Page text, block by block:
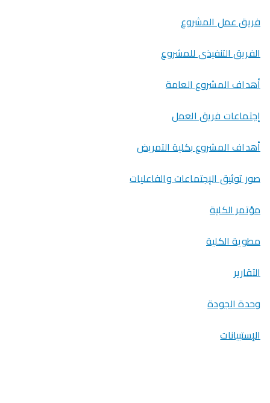
فريق عمل المشروع
الفريق التنفيذى للمشروع
أهداف المشروع العامة
إجتماعات فريق العمل
أهداف المشروع بكلية التمريض
صور توثيق الإجتماعات والفاعليات
مؤتمر الكلية
مطوية الكلية
التقارير
وحدة الجودة
الإستبيانات